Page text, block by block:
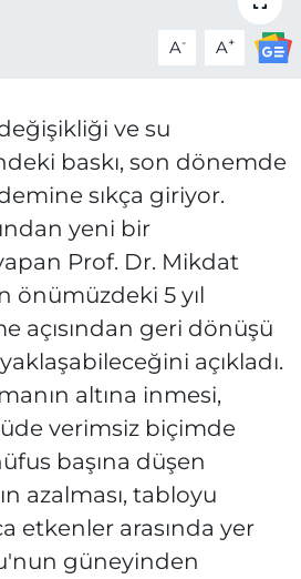
A- A+
ve su
baskı, son dönemde
sıkça giriyor.
yeni bir
Prof. Dr. Mikdat
önümüzdeki 5 yıl
açısından geri dönüşü
açıkladı.
altına inmesi,
verimsiz biçimde
başına düşen
azalması, tabloyu
etkenler arasında yer
güneyinden